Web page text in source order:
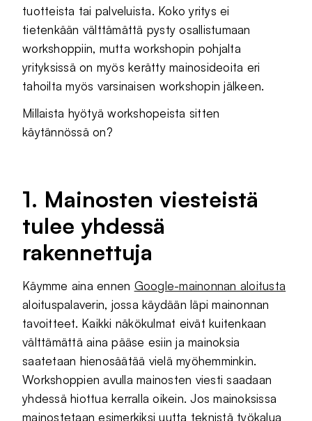
tuotteista tai palveluista. Koko yritys ei
tietenkään välttämättä pysty osallistumaan
workshoppiin, mutta workshopin pohjalta
yrityksissä on myös kerätty mainosideoita eri
tahoilta myös varsinaisen workshopin jälkeen.
Millaista hyötyä workshopeista sitten
käytännössä on?
1. Mainosten viesteistä
tulee yhdessä
rakennettuja
Käymme aina ennen Google-mainonnan aloitusta
aloituspalaverin, jossa käydään läpi mainonnan
tavoitteet. Kaikki näkökulmat eivät kuitenkaan
välttämättä aina pääse esiin ja mainoksia
saatetaan hienosäätää vielä myöhemminkin.
Workshoppien avulla mainosten viesti saadaan
yhdessä hiottua kerralla oikein. Jos mainoksissa
mainostetaan esimerkiksi uutta teknistä työkalua